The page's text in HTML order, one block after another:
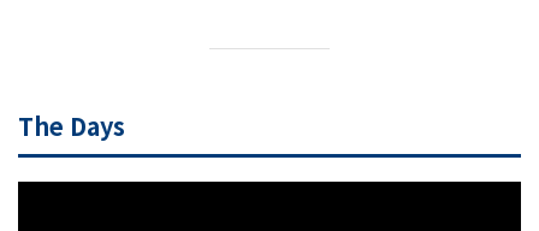
The Days